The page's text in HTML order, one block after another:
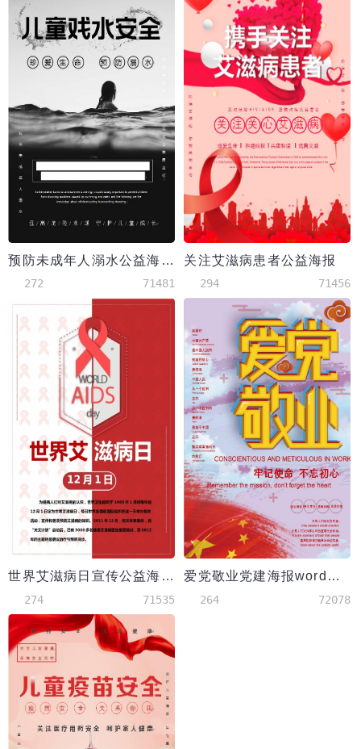
预防未成年人溺水公益海报
272 71481
关注艾滋病患者公益海报
294 71456
世界艾滋病日宣传公益海报
274 71535
爱党敬业党建海报word模板
264 72078